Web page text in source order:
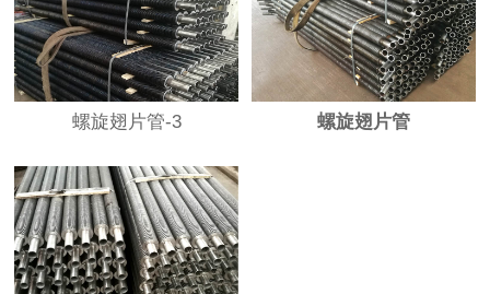
螺旋翅片管-3 螺旋翅片管